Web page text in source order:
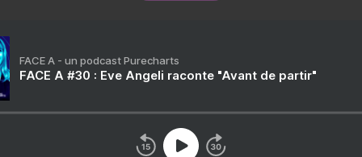
FACE A - un podcast Purecharts
FACE A #30 : Eve Angeli raconte "Avant de partir"